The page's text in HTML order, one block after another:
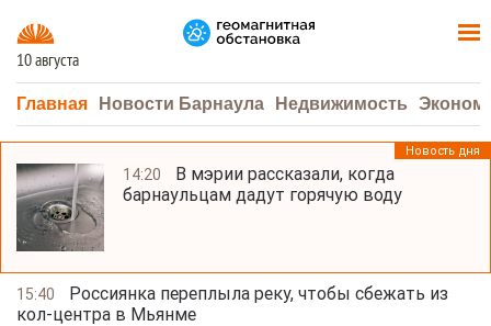
10 августа
Главная Новости Барнаула Недвижимость
Новость дня
14:20
В мэрии рассказали, когда
барнаульцам дадут горячую воду
15:40
Россиянка переплыла реку, чтобы сбежать из
кол-центра в Мьянме